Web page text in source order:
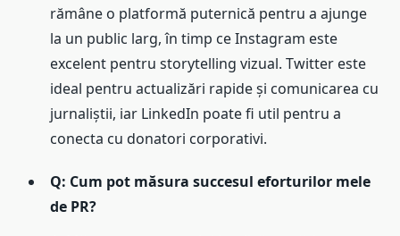
rămâne o platformă puternică pentru a ajunge
la un public larg, în timp ce Instagram este
excelent pentru storytelling vizual. Twitter este
ideal pentru actualizări rapide și comunicarea cu
jurnaliștii, iar LinkedIn poate fi util pentru a
conecta cu donatori corporativi.
Q: Cum pot măsura succesul eforturilor mele
de PR?